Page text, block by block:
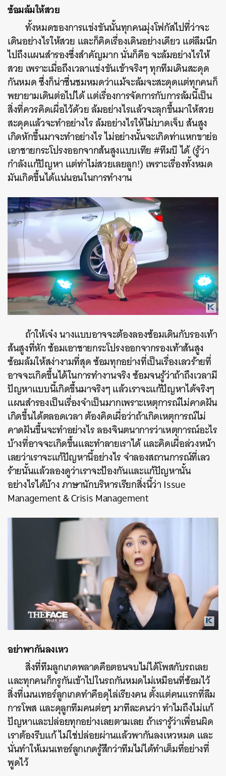
ซ้อมล้มให้สวย
ทั้งหมดของการแข่งขันนั้นทุกคนมุ่งโฟกัสไปที่ว่าจะ
เดินอย่างไรให้สวย และก็คิดเรื่องเดินอย่างเดียว แต่ลืมนึก
ไปถึงแผนสำรองซึ่งสำคัญมาก นั่นก็คือ จะล้มอย่างไรให้
สวย เพราะเมื่อถึงเวลาแข่งขันเข้าจริงๆ ทุกทีมเดินสะดุด
กันหมด ซึ่งก็น่าชื่นชมหมดว่าแม้จะล้มจะสะดุดแต่ทุกคนก็
พยายามเดินต่อไปได้ แต่เรื่องการจัดการกับการล้มนี้เป็น
สิ่งที่ควรคิดเผื่อไว้ด้วย ล้มอย่างไรแล้วจะลุกขึ้นมาให้สวย
สะดุดแล้วจะทำอย่างไร ล้มอย่างไรให้ไม่บาดเจ็บ ส้นสูง
เกิดหักขึ้นมาจะทำอย่างไร ไม่อย่างนั้นจะเกิดท่าแหกขาย่อ
เอาชายกระโปรงออกจากส้นสูงแบบเทีย #ทีมบี ได้ (รู้ว่า
กำลังแก้ปัญหา แต่ท่าไม่สวยเลยลูก!) เพราะเรื่องทั้งหมด
มันเกิดขึ้นได้แน่นอนในการทำงาน
ถ้าให้เจ๋ง นางแบบอาจจะต้องลองซ้อมเดินกับรองเท้า
ส้นสูงที่หัก ซ้อมเอาชายกระโปรงออกจากรองเท้าส้นสูง
ซ้อมล้มให้สง่างามที่สุด ซ้อมทุกอย่างที่เป็นเรื่องเลวร้ายที่
อาจจะเกิดขึ้นได้ในการทำงานจริง ซ้อมจนรู้ว่าถ้าถึงเวลามี
ปัญหาแบบนี้เกิดขึ้นมาจริงๆ แล้วเราจะแก้ปัญหาได้จริงๆ
แผนสำรองเป็นเรื่องจำเป็นมากเพราะเหตุการณ์ไม่คาดฝัน
เกิดขึ้นได้ตลอดเวลา ต้องคิดเผื่อว่าถ้าเกิดเหตุการณ์ไม่
คาดฝันขึ้นจะทำอย่างไร ลองจินตนาการว่าเหตุการณ์อะไร
บ้างที่อาจจะเกิดขึ้นและทำลายเราได้ และคิดเผื่อล่วงหน้า
เลยว่าเราจะแก้ปัญหานี้อย่างไร จำลองสถานการณ์ที่เลว
ร้ายนั้นแล้วลองดูว่าเราจะป้องกันและแก้ปัญหานั้น
อย่างไรได้บ้าง ภาษานักบริหารเรียกสิ่งนี้ว่า Issue
Management & Crisis Management
อย่าพากันลงเหว
สิ่งที่ทีมลูกเกดพลาดคือตอนจบไม่ได้โพสกับรถเลย
และทุกคนก็กรูกันเข้าไปในรถกันหมดไม่เหมือนที่ซ้อมไว้
สิ่งที่เมนเทอร์ลูกเกดทำคือดุไล่เรียงคน ตั้งแต่คนแรกที่ลืม
การโพส และดุลูกทีมคนต่อๆ มาทีละคนว่า ทำไมถึงไม่แก้
ปัญหาและปล่อยทุกอย่างเลยตามเลย ถ้าเรารู้ว่าเพื่อนผิด
เราต้องรีบแก้ ไม่ใช่ปล่อยผ่านแล้วพากันลงเหวหมด และ
นั่นทำให้เมนเทอร์ลูกเกดรู้สึกว่าทีมไม่ได้ทำเต็มที่อย่างที่
พูดไว้
ค้นหา
SHARE TWEET LINE EMAIL